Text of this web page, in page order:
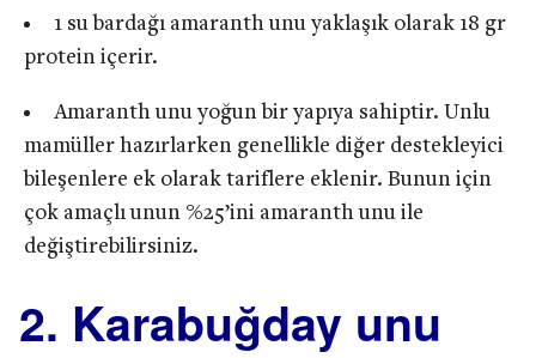
1 su bardağı amaranth unu yaklaşık olarak 18 gr
protein içerir.
Amaranth unu yoğun bir yapıya sahiptir. Unlu
mamüller hazırlarken genellikle diğer destekleyici
bileşenlere ek olarak tariflere eklenir. Bunun için
çok amaçlı unun %25’ini amaranth unu ile
değiştirebilirsiniz.
2. Karabuğday unu